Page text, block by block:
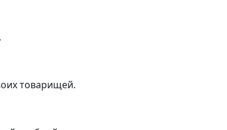
товарищей.